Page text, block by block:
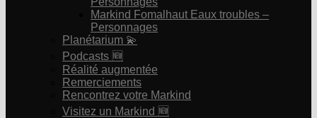
Markind Fomalhaut Eaux troubles –
Personnages
Planétarium 💫
Podcasts 🆕
Réalité augmentée
Remerciements
Rencontrez votre Markind
Visitez un Markind 🆕